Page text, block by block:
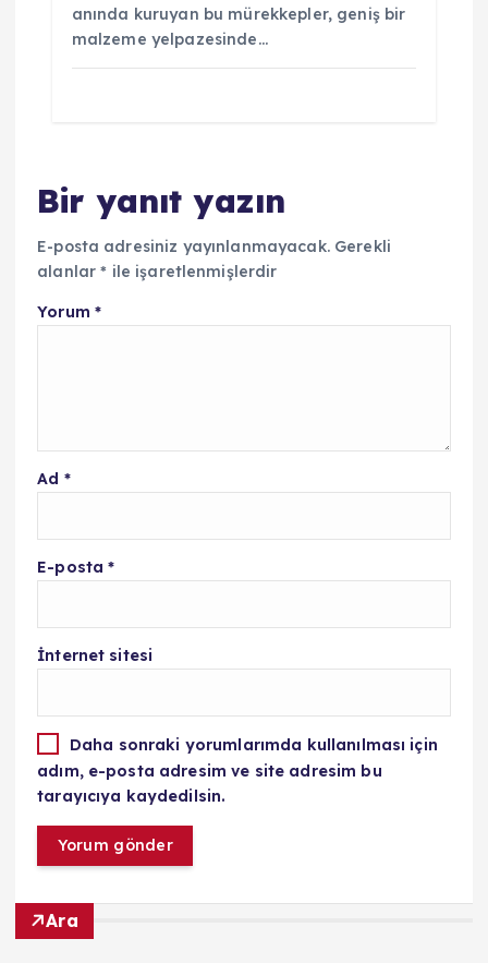
anında kuruyan bu mürekkepler, geniş bir
malzeme yelpazesinde…
Bir yanıt yazın
E-posta adresiniz yayınlanmayacak. Gerekli
alanlar* ile işaretlenmişlerdir
Yorum *
Ad *
E-posta*
İnternet sitesi
Daha sonraki yorumlarımda kullanılması için
adım, e-posta adresim ve site adresim bu
tarayıcıya kaydedilsin.
Ara